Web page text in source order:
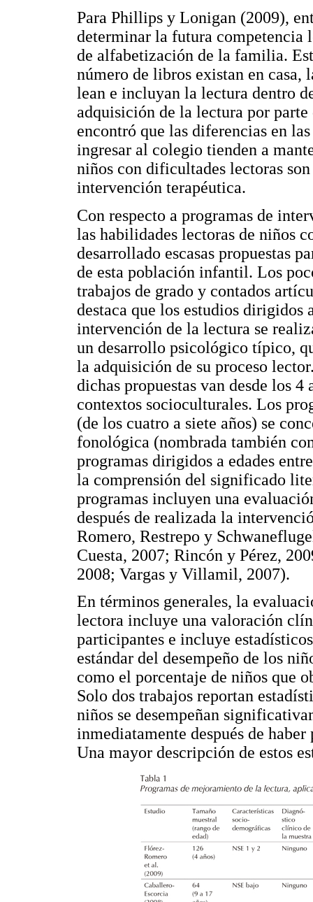
Para Phillips y Lonigan (2009),
determinar la futura competencia
de alfabetización de la familia.
número de libros existan en casa,
lean e incluyan la lectura dentro
adquisición de la lectura por
encontró que las diferencias en
ingresar al colegio tienden a
niños con dificultades lectoras
intervención terapéutica.
Con respecto a programas de
las habilidades lectoras de niños
desarrollado escasas propuestas
de esta población infantil. Los
trabajos de grado y contados
destaca que los estudios dirigidos
intervención de la lectura se
un desarrollo psicológico típico,
la adquisición de su proceso
dichas propuestas van desde los
contextos socioculturales. Los
(de los cuatro a siete años) se
fonológica (nombrada también
programas dirigidos a edades
la comprensión del significado
programas incluyen una
después de realizada la
Romero, Restrepo y
Cuesta, 2007; Rincón y Pérez,
2008; Vargas y Villamil, 2007).
En términos generales, la
lectora incluye una valoración
participantes e incluye
estándar del desempeño de los
como el porcentaje de niños que
Solo dos trabajos reportan
niños se desempeñan
inmediatamente después de
Una mayor descripción de estos